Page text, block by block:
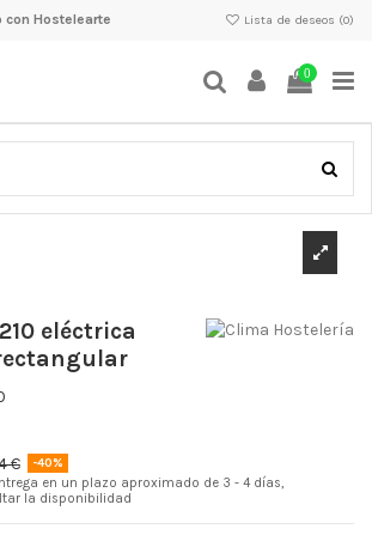
con Hostelearte Lista de deseos (0)
0
y Cocción Gofreras profesionales
Gofrera
rectangular
eléctrica
€
-40%
en un plazo aproximado de 3 - 4 días,
la disponibilidad